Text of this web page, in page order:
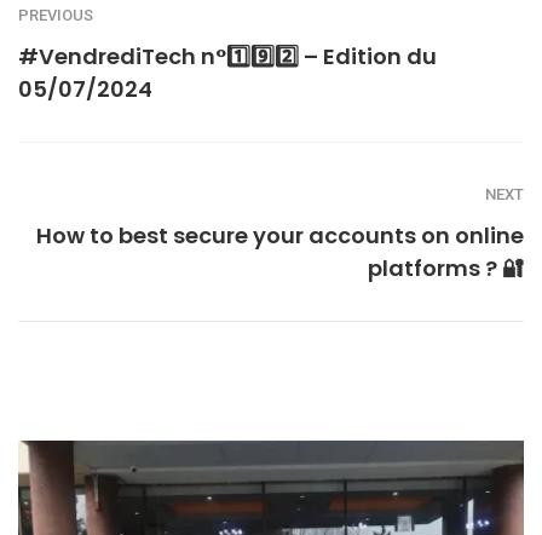
PREVIOUS
#VendrediTech n°1️⃣9️⃣2️⃣ – Edition du
05/07/2024
NEXT
How to best secure your accounts on online
platforms ? 🔐